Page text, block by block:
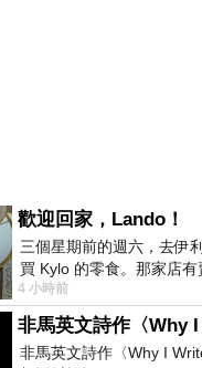
歡迎回家，Lando！
三個星期前的週六，去伊
買 Kylo 的零食。那家店
顧都會去看一下。他們偶
4 小時前
非馬英文詩作〈Why
非馬英文詩作〈Why I